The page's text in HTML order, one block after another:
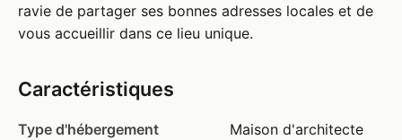
ravie de partager ses bonnes adresses locales et de
vous accueillir dans ce lieu unique.
Caractéristiques
Type d'hébergement
Maison d'architecte